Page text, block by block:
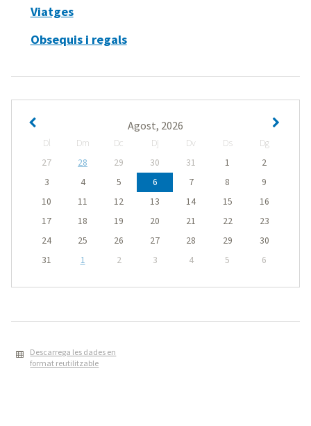
Viatges
Obsequis i regals
Agost, 2026
Dl Dm Dc Dj Dv Ds
Dg
27
28 29 30 31 1
2
3
4 5 6 7 8
9
10
11 12 13 14 15
16
17
18 19 20 21 22
23
24
25 26 27 28 29
30
31
1 2 3 4 5 6
Descarrega les dades en
format reutilitzable